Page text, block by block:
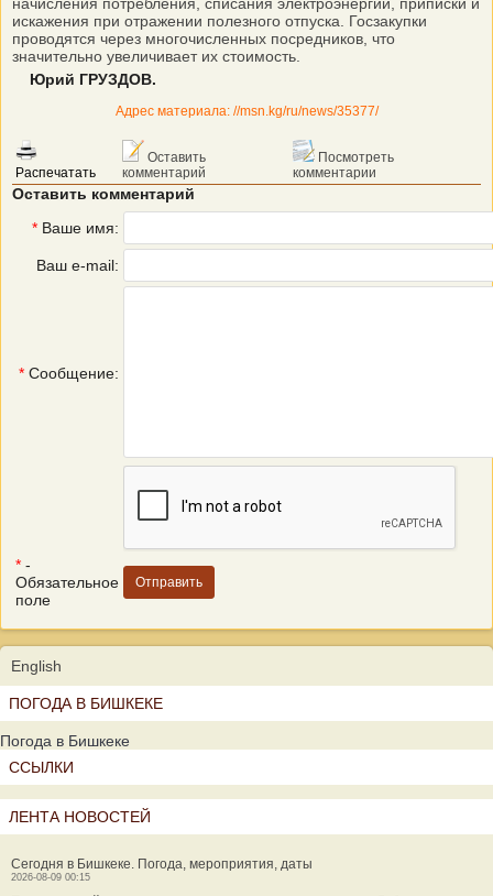
искажения при отражении полезного отпуска. Госзакупки
проводятся через многочисленных посредников, что
значительно увеличивает их стоимость.
Юрий ГРУЗДОВ.
Адрес материала: //msn.kg/ru/news/35377/
Распечатать
Оставить
комментарий
Посмотреть
комментарии
Оставить комментарий
* Ваше имя:
Ваш e-mail:
* Сообщение:
* -
Обязательное
поле
English
ПОГОДА В БИШКЕКЕ
Погода в Бишкеке
ССЫЛКИ
ЛЕНТА НОВОСТЕЙ
Сегодня в Бишкеке. Погода, мероприятия, даты
2026-08-09 00:15